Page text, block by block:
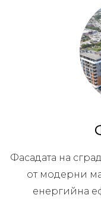
Фасадата на
от модерни
енергийна